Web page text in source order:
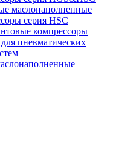
маслонаполненные
серия HSC
компрессоры
пневматических